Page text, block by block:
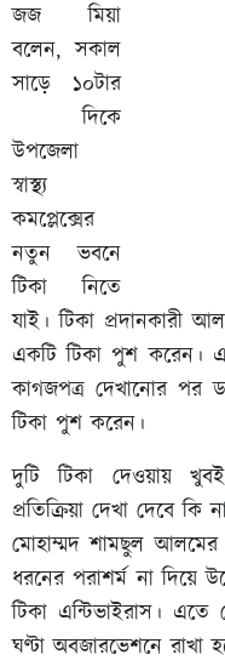
জজ মিয়া
বলেন, সকাল
সাড়ে ১০টার
দিকে
উপজেলা
স্বাস্থ্য
কমপ্লেক্সের
নতুন ভবনে
টিকা নিতে
যাই। টিকা প্রদানকারী
একটি টিকা পুশ করেন।
কাগজপত্র দেখানোর পর
টিকা পুশ করেন।
দুটি টিকা দেওয়ায়
প্রতিক্রিয়া দেখা দেবে
মোহাম্মদ শামছুল
ধরনের পরাশর্ম না দিয়ে
টিকা এন্টিভাইরাস।
ঘণ্টা অবজারভেশনে রাখা